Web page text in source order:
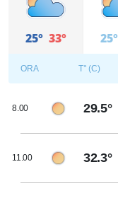
25° 33° 25°
ORA T° (C)
8.00 29.5°
11.00 32.3°